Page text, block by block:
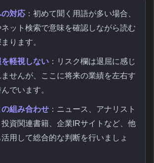
対応 ：初めて聞く用語が多い場合、
ット検索で意味を確認しながら読む
ります。
を軽視しない ：リスク欄は退屈に感じ
せんが、ここに将来の業績を左右す
でいます。
組み合わせ ：ニュース、アナリスト
投資関連書籍、企業IRサイトなど、他
用して総合的な判断を行いましょ